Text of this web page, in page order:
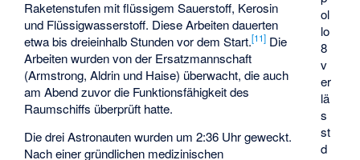
ol
lo
8
v
er
lä
s
st
d
Raketenstufen mit flüssigem Sauerstoff, Kerosin
und Flüssigwasserstoff. Diese Arbeiten dauerten
etwa bis dreieinhalb Stunden vor dem Start.[11] Die
Arbeiten wurden von der Ersatzmannschaft
(Armstrong, Aldrin und Haise) überwacht, die auch
am Abend zuvor die Funktionsfähigkeit des
Raumschiffs überprüft hatte.
Die drei Astronauten wurden um 2:36 Uhr geweckt.
Nach einer gründlichen medizinischen